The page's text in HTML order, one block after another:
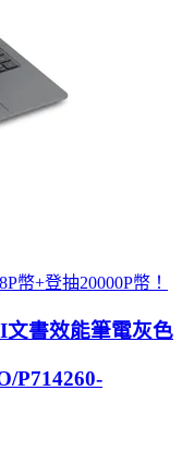
幣+登抽20000P幣！
書效能筆電灰色
P714260-